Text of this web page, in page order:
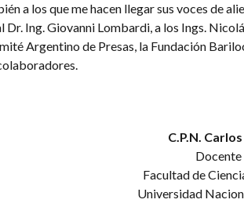
a los que me hacen llegar sus voces de
Ing. Giovanni Lombardi, a los Ings.
Argentino de Presas, la Fundación
C.P.N.
Facultad de
Universidad